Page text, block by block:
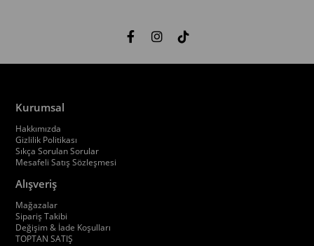
Kurumsal
Hakkımızda
Gizlilik Politikası
Sıkça Sorulan Sorular
Mesafeli Satış Sözleşmesi
Alışveriş
Mağazalar
Sipariş Takibi
Değişim & İade Koşulları
TOPTAN SATIŞ